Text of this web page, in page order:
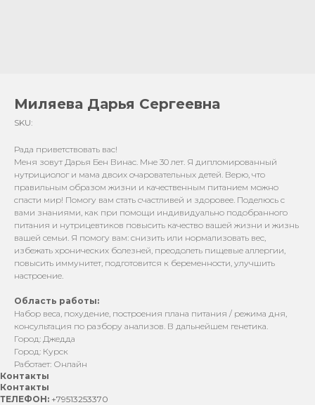
Миляева Дарья Сергеевна
SKU:
Рада приветствовать вас!
Меня зовут Дарья Бен Винас. Мне 30 лет. Я дипломированный
нутрициолог и мама двоих очаровательных детей. Верю, что
правильным образом жизни и качественным питанием можно
спасти мир! Помогу вам стать счастливей и здоровее. Поделюсь с
вами знаниями, как при помощи индивидуально подобранного
питания и нутрицевтиков повысить качество вашей жизни и жизнь
вашей семьи. Я помогу вам: снизить или нормализовать вес,
избежать хронических болезней, преодолеть пищевые аллергии,
повысить иммунитет, подготовится к беременности, улучшить
настроение.
Область работы:
Набор веса, похудение, построения плана питания / режима дня,
консультация по разбору анализов. В дальнейшем генетика.
Город: Джедда
Город: Курск
Работает: Онлайн
Контакты
Контакты
ТЕЛЕФОН: +79513253370